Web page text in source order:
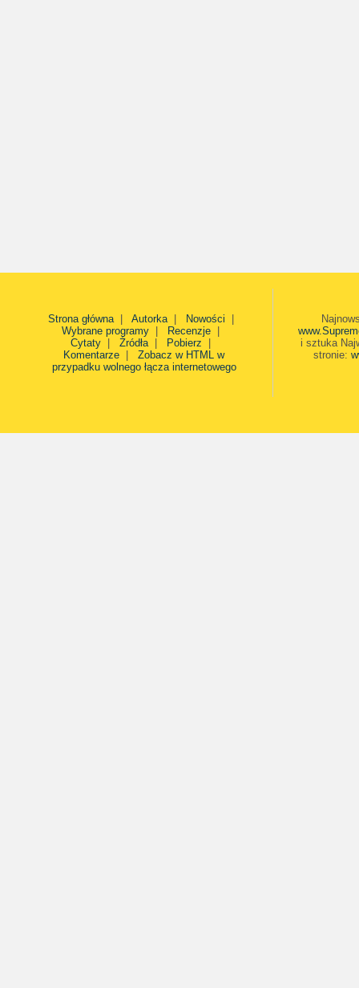
Strona główna| Autorka| Nowości
Wybrane programy
Recenzje
Cytaty
Źródła| Pobierz
Komentarze
Zobacz w HTML w
przypadku wolnego łącza internetowego
i sztuka
stronie: